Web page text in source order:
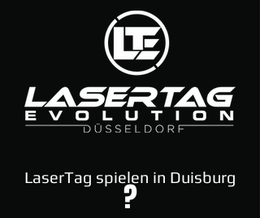
LaserTag spielen in Duisburg
?